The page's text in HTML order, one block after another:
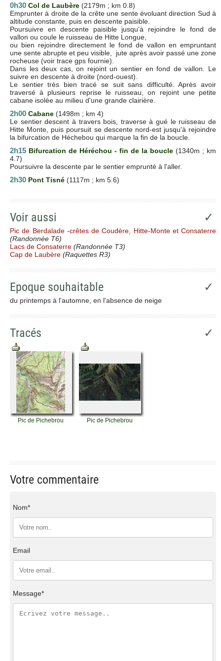
0h30 Col de Laubère (2179m ; km 0.8)
Emprunter à droite de la crête une sente évoluant direction Sud à
altitude constante, puis en descente paisible.
Poursuivre en descente paisible jusqu'à rejoindre le fond de
vallon ou coule le ruisseau de Hitte Longue,
ou bien rejoindre directement le fond de vallon en empruntant
une sente abrupte et peu visible, jute après avoir passé une zone
rocheuse (voir trace gps fournie).
Dans les deux cas, on rejoint un sentier en fond de vallon. Le
suivre en descente à droite (nord-ouest).
Le sentier très bien tracé se suit sans difficulté. Après avoir
traversé à plusieurs reprise le ruisseau, on rejoint une petite
cabane isolée au milieu d'une grande clairière.
2h00 Cabane (1498m ; km 4)
Le sentier descent à travers bois, traverse à gué le ruisseau de
Hitte Monte, puis poursuit se descente nord-est jusqu'à rejoindre
la bifurcation de Héchebou qui marque la fin de la boucle.
2h15 Bifurcation de Héréchou - fin de la boucle (1340m ; km
4.7)
Poursuivre la descente par le sentier emprunté à l'aller.
2h30 Pont Tisné (1117m ; km 5.6)
Voir aussi ✓
Pic de Berdalade -crêtes de Coudère, Hitte-Monte et Consaterre
(Randonnée T6)
Lacs de Consaterre (Randonnée T3)
Cap de Laubère (Raquettes R3)
Epoque souhaitable ✓
du printemps à l'automne, en l'absence de neige
Tracés ✓
Pic de Pichebrou Pic de Pichebrou
Votre commentaire
Nom*
Email
Message*